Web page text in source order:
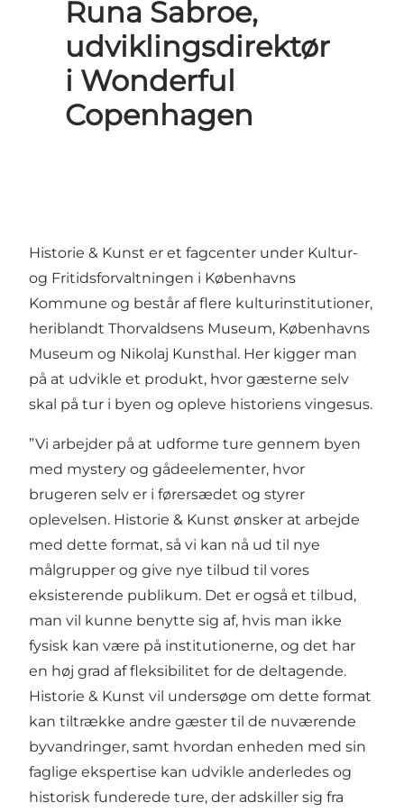
Runa Sabroe,
udviklingsdirektør
i Wonderful
Copenhagen
Historie & Kunst er et fagcenter under Kultur-
og Fritidsforvaltningen i Københavns
Kommune og består af flere kulturinstitutioner,
heriblandt Thorvaldsens Museum, Københavns
Museum og Nikolaj Kunsthal. Her kigger man
på at udvikle et produkt, hvor gæsterne selv
skal på tur i byen og opleve historiens vingesus.
”Vi arbejder på at udforme ture gennem byen
med mystery og gådeelementer, hvor
brugeren selv er i førersædet og styrer
oplevelsen. Historie & Kunst ønsker at arbejde
med dette format, så vi kan nå ud til nye
målgrupper og give nye tilbud til vores
eksisterende publikum. Det er også et tilbud,
man vil kunne benytte sig af, hvis man ikke
fysisk kan være på institutionerne, og det har
en høj grad af fleksibilitet for de deltagende.
Historie & Kunst vil undersøge om dette format
kan tiltrække andre gæster til de nuværende
byvandringer, samt hvordan enheden med sin
faglige ekspertise kan udvikle anderledes og
historisk funderede ture, der adskiller sig fra